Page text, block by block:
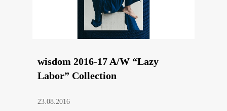
wisdom 2016-17 A/W “Lazy
Labor” Collection
23.08.2016